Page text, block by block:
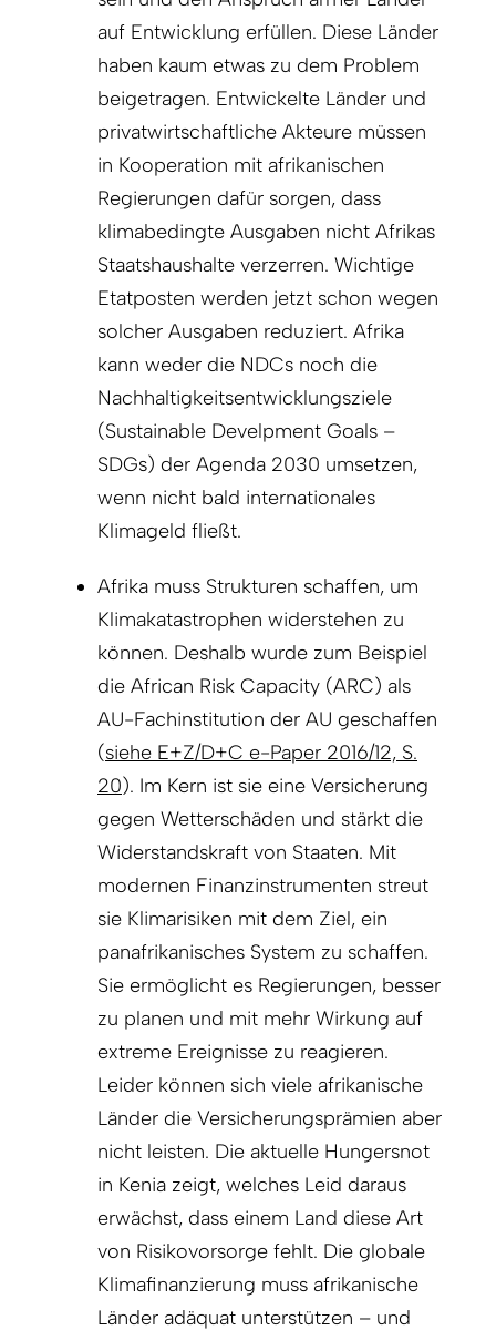
auf Entwicklung erfüllen. Diese Länder
haben kaum etwas zu dem Problem
beigetragen. Entwickelte Länder und
privatwirtschaftliche Akteure müssen
in Kooperation mit afrikanischen
Regierungen dafür sorgen, dass
klimabedingte Ausgaben nicht Afrikas
Staatshaushalte verzerren. Wichtige
Etatposten werden jetzt schon wegen
solcher Ausgaben reduziert. Afrika
kann weder die NDCs noch die
Nachhaltigkeitsentwicklungsziele
(Sustainable Develpment Goals –
SDGs) der Agenda 2030 umsetzen,
wenn nicht bald internationales
Klimageld fließt.
Afrika muss Strukturen schaffen, um
Klimakatastrophen widerstehen zu
können. Deshalb wurde zum Beispiel
die African Risk Capacity (ARC) als
AU-Fachinstitution der AU geschaffen
(siehe E+Z/D+C e-Paper 2016/12, S.
20). Im Kern ist sie eine Versicherung
gegen Wetterschäden und stärkt die
Widerstandskraft von Staaten. Mit
modernen Finanzinstrumenten streut
sie Klimarisiken mit dem Ziel, ein
panafrikanisches System zu schaffen.
Sie ermöglicht es Regierungen, besser
zu planen und mit mehr Wirkung auf
extreme Ereignisse zu reagieren.
Leider können sich viele afrikanische
Länder die Versicherungsprämien aber
nicht leisten. Die aktuelle Hungersnot
in Kenia zeigt, welches Leid daraus
erwächst, dass einem Land diese Art
von Risikovorsorge fehlt. Die globale
Klimafinanzierung muss afrikanische
Länder adäquat unterstützen – und